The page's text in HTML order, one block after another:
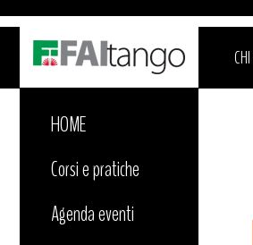
HOME
Corsi e pratiche
Agenda eventi